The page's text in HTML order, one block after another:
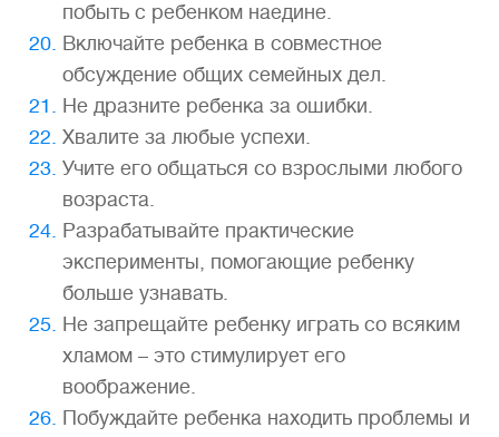
побыть с ребенком наедине.
Включайте ребенка в совместное
обсуждение общих семейных дел.
Не дразните ребенка за ошибки.
Хвалите за любые успехи.
Учите его общаться со взрослыми любого
возраста.
Разрабатывайте практические
эксперименты, помогающие ребенку
больше узнавать.
Не запрещайте ребенку играть со всяким
хламом – это стимулирует его
воображение.
Побуждайте ребенка находить проблемы и